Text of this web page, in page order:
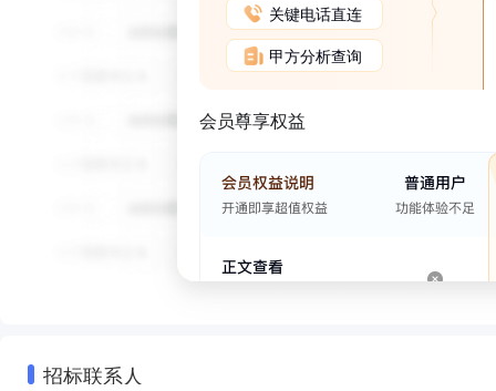
关键电话直连
甲方分析查询
会员尊享权益
招标联系人